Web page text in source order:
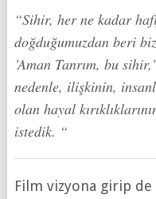
“Sihir, her ne kadar
doğduğumuzdan beri
’Aman Tanrım, bu
nedenle, ilişkinin,
olan hayal
istedik. “
Film vizyona girip de